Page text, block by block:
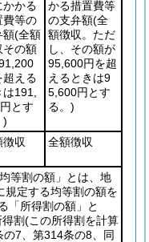
かかる
費等の
額(全額
その額
超える
191,
とす
)
かる措置費等
の支弁額(全
額徴収。ただ
し、その額が
95,600円を超
えるときは9
5,600円とす
る。)
徴収 全額徴収
等割の額」とは、地
規定する均等割の額を
「所得割の額」と
割(この所得割を計算
7、第314条の8、同